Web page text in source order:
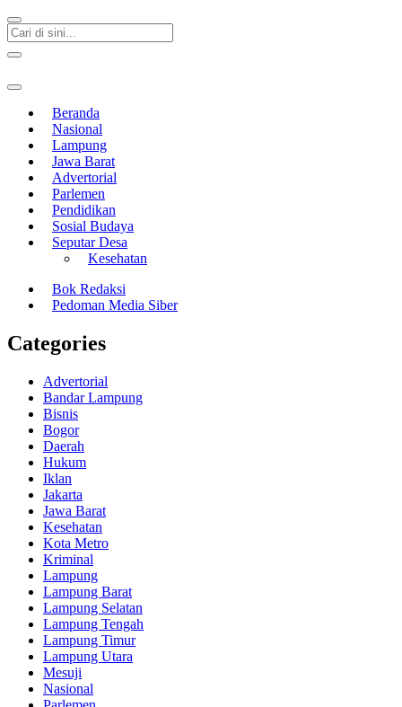
Beranda
Nasional
Lampung
Jawa Barat
Advertorial
Parlemen
Pendidikan
Sosial Budaya
Seputar Desa
Kesehatan
Bok Redaksi
Pedoman Media Siber
Categories
Advertorial
Bandar Lampung
Bisnis
Bogor
Daerah
Hukum
Iklan
Jakarta
Jawa Barat
Kesehatan
Kota Metro
Kriminal
Lampung
Lampung Barat
Lampung Selatan
Lampung Tengah
Lampung Timur
Lampung Utara
Mesuji
Nasional